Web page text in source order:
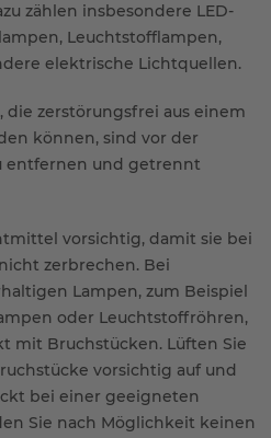
zählen insbesondere LED-
Leuchtstofflampen,
elektrische Lichtquellen.
zerstörungsfrei aus einem
können, sind vor der
entfernen und getrennt
vorsichtig, damit sie bei
zerbrechen. Bei
Lampen, zum Beispiel
oder Leuchtstoffröhren,
mit Bruchstücken. Lüften Sie
vorsichtig auf und
bei einer geeigneten
Sie nach Möglichkeit keinen